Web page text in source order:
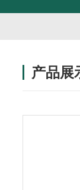
产品展